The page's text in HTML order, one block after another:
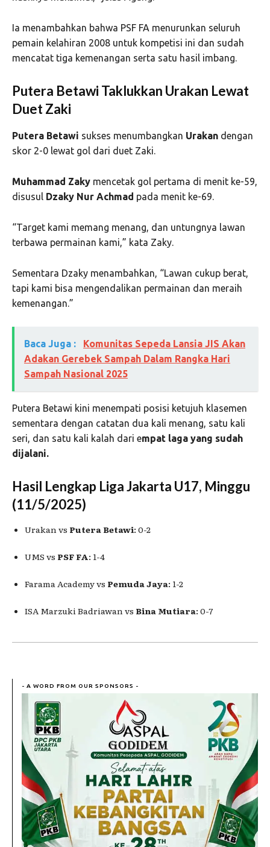
Ia menambahkan bahwa PSF FA menurunkan seluruh
pemain kelahiran 2008 untuk kompetisi ini dan sudah
mencatat tiga kemenangan serta satu hasil imbang.
Putera Betawi Taklukkan Urakan Lewat
Duet Zaki
Putera Betawi sukses menumbangkan Urakan dengan
skor 2-0 lewat gol dari duet Zaki.
Muhammad Zaky mencetak gol pertama di menit ke-59,
disusul Dzaky Nur Achmad pada menit ke-69.
“Target kami memang menang, dan untungnya lawan
terbawa permainan kami,” kata Zaky.
Sementara Dzaky menambahkan, “Lawan cukup berat,
tapi kami bisa mengendalikan permainan dan meraih
kemenangan.”
Baca Juga :
Komunitas Sepeda Lansia JIS Akan
Adakan Gerebek Sampah Dalam Rangka Hari
Sampah Nasional 2025
Putera Betawi kini menempati posisi ketujuh klasemen
sementara dengan catatan dua kali menang, satu kali
seri, dan satu kali kalah dari empat laga yang sudah
dijalani.
Hasil Lengkap Liga Jakarta U17, Minggu
(11/5/2025)
Urakan vs Putera Betawi: 0-2
UMS vs PSF FA: 1-4
Farama Academy vs Pemuda Jaya: 1-2
ISA Marzuki Badriawan vs Bina Mutiara: 0-7
- A WORD FROM OUR SPONSORS -